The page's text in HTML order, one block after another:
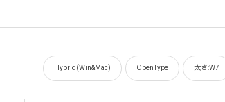
Hybrid(Win&Mac) OpenType 太さ:W7